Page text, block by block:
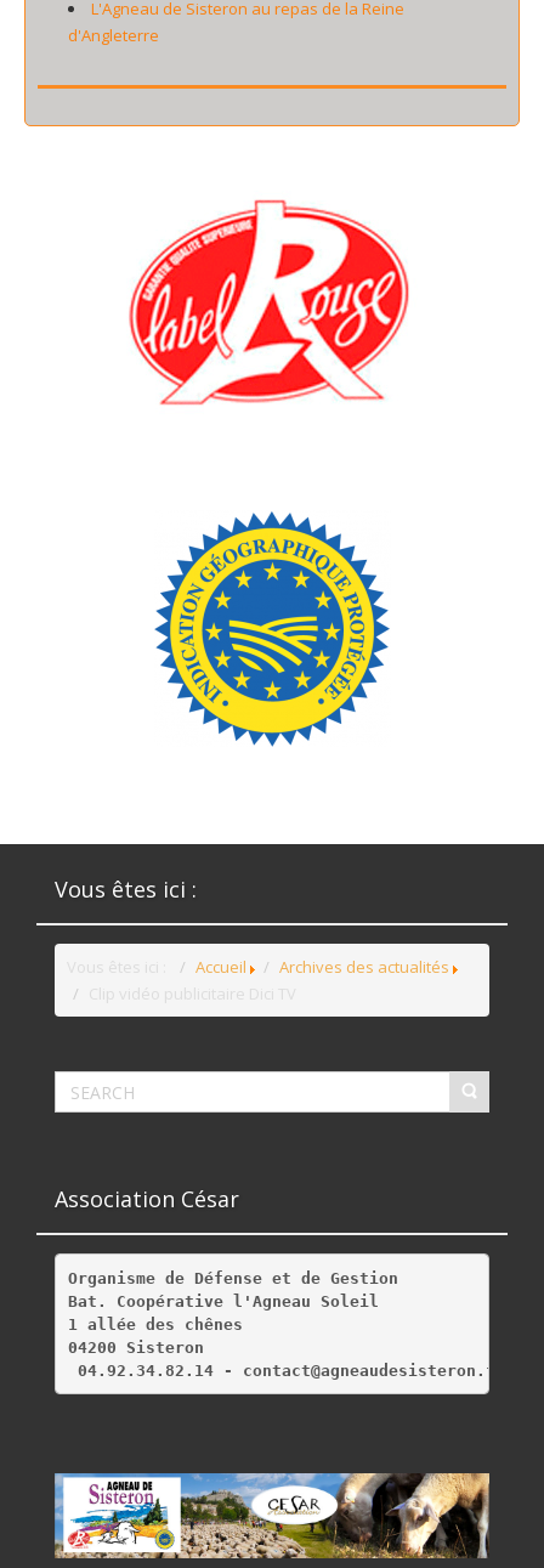
L'Agneau de Sisteron au repas de la Reine
d'Angleterre
Vous êtes ici :
Vous êtes ici : Accueil
Archives des actualités
Clip vidéo publicitaire Dici TV
Association César
Organisme de Défense et de Gestion
Bat. Coopérative l'Agneau Soleil
1 allée des chênes
04200 Sisteron
04.92.34.82.14 - contact@agneaudesisteron.fr